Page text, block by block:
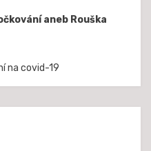
aneb Rouška